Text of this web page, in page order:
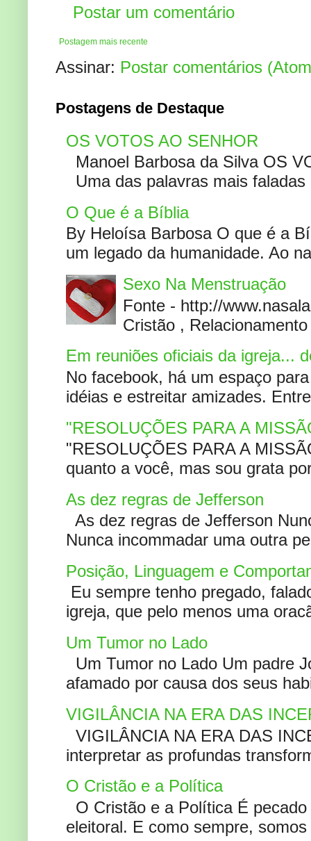
Postar um comentário
Postagem mais recente
Assinar: Postar comentários
Postagens de Destaque
OS VOTOS AO SENHOR
Manoel Barbosa da Silva OS
Uma das palavras mais
O Que é a Bíblia
By Heloísa Barbosa O que é a
um legado da humanidade. Ao
Sexo Na Menstruação
Fonte - http://
Cristão ,
Em reuniões oficiais da igreja...
No facebook, há um espaço
idéias e estreitar amizades.
"RESOLUÇÕES PARA A
"RESOLUÇÕES PARA A
quanto a você, mas sou grata
As dez regras de Jefferson
As dez regras de Jefferson
Nunca incommadar uma outra
Posição, Linguagem e
Eu sempre tenho pregado,
igreja, que pelo menos uma
Um Tumor no Lado
Um Tumor no Lado Um padre
afamado por causa dos seus
VIGILÂNCIA NA ERA DAS
VIGILÂNCIA NA ERA DAS
interpretar as profundas
O Cristão e a Política
O Cristão e a Política É
eleitoral. E como sempre,